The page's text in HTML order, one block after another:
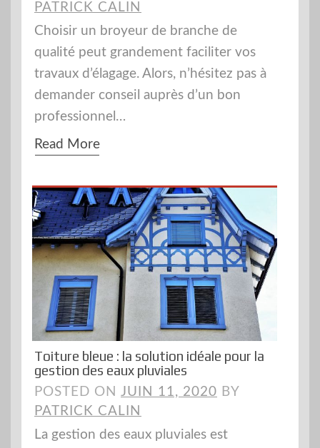
PATRICK CALIN
Choisir un broyeur de branche de
qualité peut grandement faciliter vos
travaux d’élagage. Alors, n’hésitez pas à
demander conseil auprès d’un bon
professionnel…
Read More
Toiture bleue : la solution idéale pour la
gestion des eaux pluviales
POSTED ON JUIN 11, 2020 BY
PATRICK CALIN
La gestion des eaux pluviales est